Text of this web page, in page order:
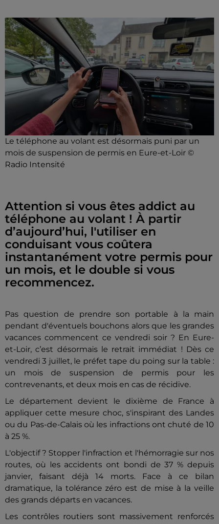
Le téléphone au volant est désormais puni par un
mois de suspension de permis en Eure-et-Loir ©
Radio Intensité
Attention si vous êtes addict au
téléphone au volant ! À partir
d’aujourd’hui, l'utiliser en
conduisant vous coûtera
instantanément votre permis pour
un mois, et le double si vous
recommencez.
Pas question de prendre son portable à la main
pendant d'éventuels bouchons alors que les grandes
vacances commencent ce vendredi soir ? En Eure-
et-Loir, c’est désormais le retrait immédiat ! Dès ce
vendredi 3 juillet, le préfet tape du poing sur la table :
un mois de suspension de permis pour les
contrevenants, et deux mois en cas de récidive.
Le département devient le dixième de France à
appliquer cette mesure choc, s'inspirant des Landes
ou du Pas-de-Calais où les infractions ont chuté de 10
à 25 %.
L'objectif ? Stopper l'infraction et l'hémorragie sur nos
routes, où les accidents ont bondi de 37 % depuis
janvier, faisant déjà 14 morts. Face à ce bilan
dramatique, la tolérance zéro est de mise à la veille
des grands départs en vacances.
Les contrôles routiers sont massivement renforcés